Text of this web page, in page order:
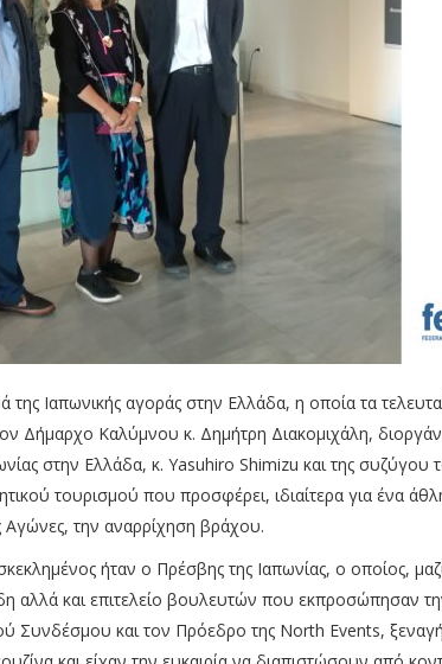
Ιαπωνικής αγοράς στην Ελλάδα, η οποία τα
Δήμαρχο Καλύμνου κ. Δημήτρη Διακομιχάλη,
στην Ελλάδα, κ. Yasuhiro Shimizu και της συζύγου
τουρισμού που προσφέρει, ιδιαίτερα για ένα
την αναρρίχηση βράχου.
ήταν ο Πρέσβης της Ιαπωνίας, ο οποίος,
αλλά και επιτελείο βουλευτών που εκπροσώπησαν
Συνδέσμου και τον Πρόεδρο της North Events,